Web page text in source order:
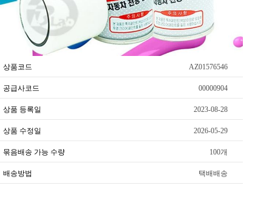
상품코드 AZ01576546
공급사코드 00000904
상품 등록일 2023-08-28
상품 수정일 2026-05-29
묶음배송 가능 수량 100개
배송방법 택배배송